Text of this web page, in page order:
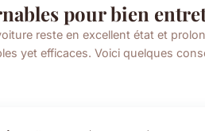
pour bien
reste en excellent état et
yet efficaces. Voici quelques